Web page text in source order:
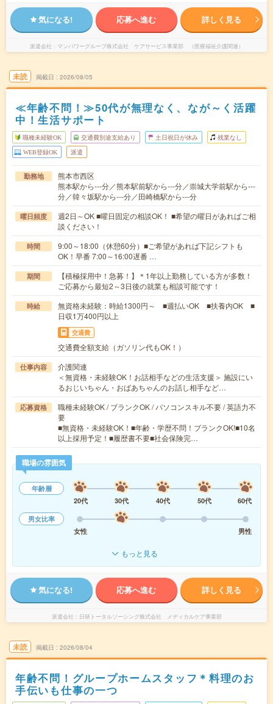
気になる! 応募へ進む 詳しく見る
派遣会社 マンパワーグループ株式会社 ケアサービス事業部 （医療福祉介護関連）
未読 掲載日 2026/08/05
≪年齢不問！≫50代が無理なく、なが～く活躍
中！生活サポート
職種未経験OK 交通費別途支給あり 土日祝日が休み 残業なし
WEB登録OK 派遣
勤務地
熊本市西区
熊本駅から---分／熊本駅前駅から---分／崇城大学前駅から---
分／韓々坂駅から---分／田崎橋駅から---分
曜日頻度
週2日～OK ■曜日固定の相談OK！ ■希望の曜日があればご相
談ください！
時間
9:00～18:00（休憩60分）■ご希望があれば下記シフトも
OK！早番 7:00～16:00遅番 …
期間
【積極採用中！急募！】＊1年以上勤務している方が多数！
ご応募から最短2～3日後の就業も相談可能です！
時給
無資格未経験：時給1300円～ ■週払いOK ■扶養内OK ■
日収1万400円以上
交通費
交通費全額支給（ガソリン代もOK！）
仕事内容
介護関連
＜無資格・未経験OK！お話相手などの生活支援＞ 施設にい
るおじいちゃん・おばあちゃんのお話し相手など…
応募資格
職種未経験OK / ブランクOK / パソコンスキル不要 / 英語力不
要
■無資格・未経験OK！■年齢・学歴不問！ブランクOK!■10名
以上採用予定！■履歴書不要■社会保険完…
職場の雰囲気
年齢層
20代
30代 40代 50代
60代
男女比率
女性
男性
もっと見る
気になる! 応募へ進む 詳しく見る
派遣会社 日研トータルソーシング株式会社 メディカルケア事業部
未読 掲載日 2026/08/04
年齢不問！グループホームスタッフ＊料理のお
手伝いも仕事の一つ